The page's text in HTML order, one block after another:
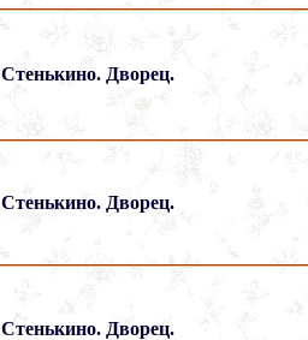
Стенькино. Дворец.
Стенькино. Дворец.
Стенькино. Дворец.